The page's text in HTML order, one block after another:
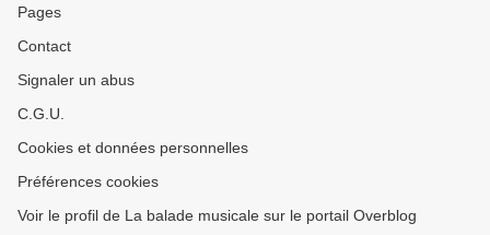
Pages
Contact
Signaler un abus
C.G.U.
Cookies et données personnelles
Préférences cookies
Voir le profil de La balade musicale sur le portail Overblog